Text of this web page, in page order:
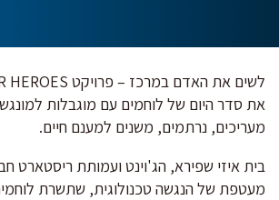
את סדר היום של לוחמים עם מוגבלות למונגש
מעריכים, נרתמים, משנים למענם חיים.
בית איזי שפירא, הג'וינט ועמותת ריסטארט
מעטפת של הנגשה טכנולוגית, שתשרת